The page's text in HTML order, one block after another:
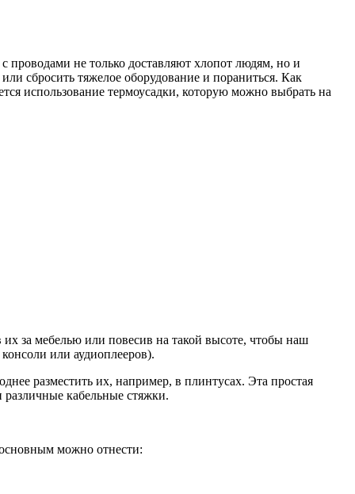
не только доставляют хлопот людям, но и
сбросить тяжелое оборудование и пораниться. Как
использование термоусадки, которую можно выбрать на
за мебелью или повесив на такой высоте, чтобы наш
или аудиоплееров).
разместить их, например, в плинтусах. Эта простая
кабельные стяжки.
можно отнести: